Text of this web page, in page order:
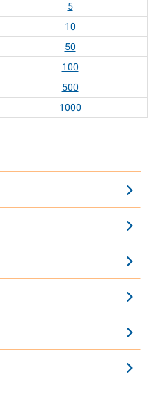
5
10
50
100
500
1000